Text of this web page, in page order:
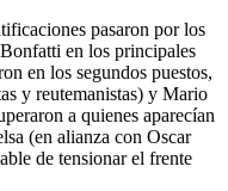
pasaron por los
en los principales
en los segundos puestos,
y reutemanistas) y Mario
a quienes aparecían
(en alianza con Oscar
de tensionar el frente